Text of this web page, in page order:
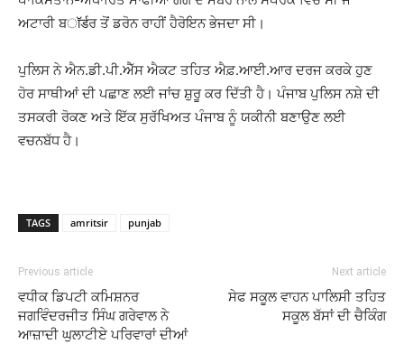
ਅਟਾਰੀ ਬॉर्डਰ ਤੋਂ ਡਰੋਨ ਰਾਹੀਂ ਹੈਰੋਇਨ ਭੇਜਦਾ ਸੀ।
ਪੁਲਿਸ ਨੇ ਐਨ.ਡੀ.ਪੀ.ਐੱਸ ਐਕਟ ਤਹਿਤ ਐਫ਼.ਆਈ.ਆਰ ਦਰਜ ਕਰਕੇ ਹੁਣ
ਹੋਰ ਸਾਥੀਆਂ ਦੀ ਪਛਾਣ ਲਈ ਜਾਂਚ ਸ਼ੁਰੂ ਕਰ ਦਿੱਤੀ ਹੈ। ਪੰਜਾਬ ਪੁਲਿਸ ਨਸ਼ੇ ਦੀ
ਤਸਕਰੀ ਰੋਕਣ ਅਤੇ ਇੱਕ ਸੁਰੱਖਿਅਤ ਪੰਜਾਬ ਨੂੰ ਯਕੀਨੀ ਬਣਾਉਣ ਲਈ
ਵਚਨਬੱਧ ਹੈ।
TAGS amritsir punjab
Previous article
ਵਧੀਕ ਡਿਪਟੀ ਕਮਿਸ਼ਨਰ
ਜਗਵਿੰਦਰਜੀਤ ਸਿੰਘ ਗਰੇਵਾਲ ਨੇ
ਆਜ਼ਾਦੀ ਘੁਲਾਟੀਏ ਪਰਿਵਾਰਾਂ ਦੀਆਂ
Next article
ਸੇਫ ਸਕੂਲ ਵਾਹਨ ਪਾਲਿਸੀ ਤਹਿਤ
ਸਕੂਲ ਬੱਸਾਂ ਦੀ ਚੈਕਿੰਗ